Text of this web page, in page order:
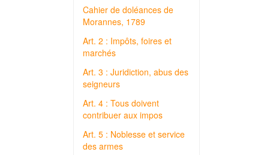
Cahier de doléances de
Morannes, 1789
Art. 2 : Impôts, foires et
marchés
Art. 3 : Juridiction, abus des
seigneurs
Art. 4 : Tous doivent
contribuer aux impos
Art. 5 : Noblesse et service
des armes